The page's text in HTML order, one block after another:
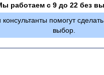
работаем с 9 до 22 без
помогут
выбор.